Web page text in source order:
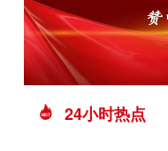
24小时热点